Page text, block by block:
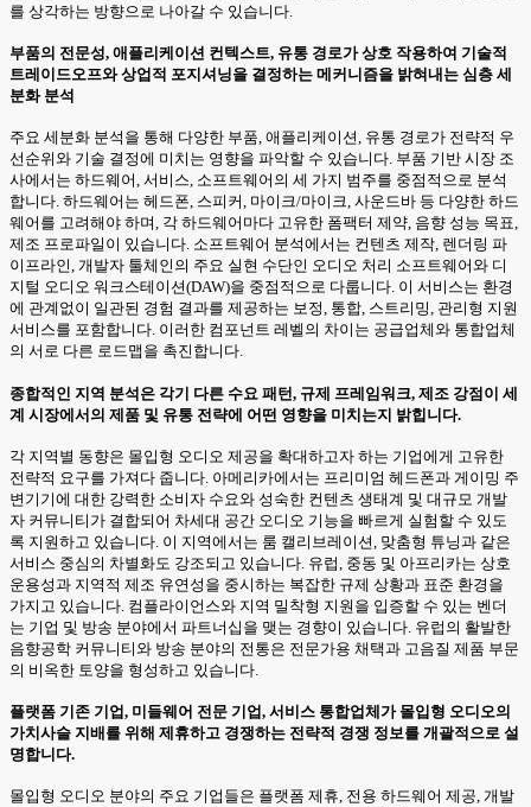
를 상각하는 방향으로 나아갈 수 있습니다.
부품의 전문성, 애플리케이션 컨텍스트, 유통 경로가 상호 작용하여 기술적
트레이드오프와 상업적 포지셔닝을 결정하는 메커니즘을 밝혀내는 심층 세
분화 분석
주요 세분화 분석을 통해 다양한 부품, 애플리케이션, 유통 경로가 전략적 우
선순위와 기술 결정에 미치는 영향을 파악할 수 있습니다. 부품 기반 시장 조
사에서는 하드웨어, 서비스, 소프트웨어의 세 가지 범주를 중점적으로 분석
합니다. 하드웨어는 헤드폰, 스피커, 마이크/마이크, 사운드바 등 다양한 하드
웨어를 고려해야 하며, 각 하드웨어마다 고유한 폼팩터 제약, 음향 성능 목표,
제조 프로파일이 있습니다. 소프트웨어 분석에서는 컨텐츠 제작, 렌더링 파
이프라인, 개발자 툴체인의 주요 실현 수단인 오디오 처리 소프트웨어와 디
지털 오디오 워크스테이션(DAW)을 중점적으로 다룹니다. 이 서비스는 환경
에 관계없이 일관된 경험 결과를 제공하는 보정, 통합, 스트리밍, 관리형 지원
서비스를 포함합니다. 이러한 컴포넌트 레벨의 차이는 공급업체와 통합업체
의 서로 다른 로드맵을 촉진합니다.
종합적인 지역 분석은 각기 다른 수요 패턴, 규제 프레임워크, 제조 강점이 세
계 시장에서의 제품 및 유통 전략에 어떤 영향을 미치는지 밝힙니다.
각 지역별 동향은 몰입형 오디오 제공을 확대하고자 하는 기업에게 고유한
전략적 요구를 가져다 줍니다. 아메리카에서는 프리미엄 헤드폰과 게이밍 주
변기기에 대한 강력한 소비자 수요와 성숙한 컨텐츠 생태계 및 대규모 개발
자 커뮤니티가 결합되어 차세대 공간 오디오 기능을 빠르게 실험할 수 있도
록 지원하고 있습니다. 이 지역에서는 룸 캘리브레이션, 맞춤형 튜닝과 같은
서비스 중심의 차별화도 강조되고 있습니다. 유럽, 중동 및 아프리카는 상호
운용성과 지역적 제조 유연성을 중시하는 복잡한 규제 상황과 표준 환경을
가지고 있습니다. 컴플라이언스와 지역 밀착형 지원을 입증할 수 있는 벤더
는 기업 및 방송 분야에서 파트너십을 맺는 경향이 있습니다. 유럽의 활발한
음향공학 커뮤니티와 방송 분야의 전통은 전문가용 채택과 고음질 제품 부문
의 비옥한 토양을 형성하고 있습니다.
플랫폼 기존 기업, 미들웨어 전문 기업, 서비스 통합업체가 몰입형 오디오의
가치사슬 지배를 위해 제휴하고 경쟁하는 전략적 경쟁 정보를 개괄적으로 설
명합니다.
몰입형 오디오 분야의 주요 기업들은 플랫폼 제휴, 전용 하드웨어 제공, 개발